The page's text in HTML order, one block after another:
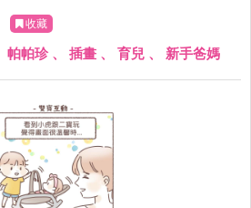
收藏
帕帕珍、 插畫 、 育兒 、 新手爸媽